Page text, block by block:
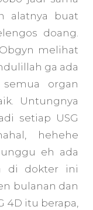
alatnya buat
doang.
melihat
ga ada
organ
Untungnya
setiap USG
hehehe
eh ada
di dokter ini
bulanan dan
4D itu berapa,